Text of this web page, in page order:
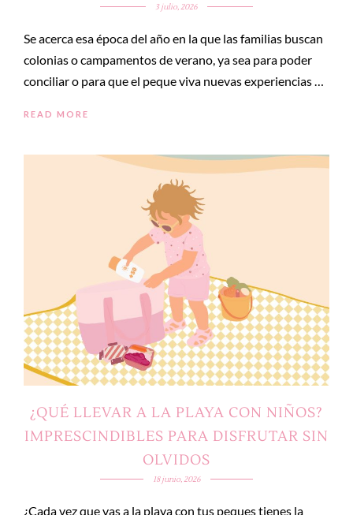
3 julio, 2026
Se acerca esa época del año en la que las familias buscan
colonias o campamentos de verano, ya sea para poder
conciliar o para que el peque viva nuevas experiencias …
READ MORE
¿QUÉ LLEVAR A LA PLAYA CON NIÑOS?
IMPRESCINDIBLES PARA DISFRUTAR SIN
OLVIDOS
18 junio, 2026
¿Cada vez que vas a la playa con tus peques tienes la